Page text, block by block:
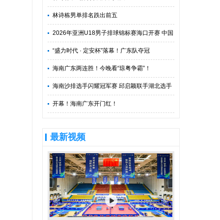
林诗栋男单排名跌出前五
2026年亚洲U18男子排球锦标赛海口开赛 中国
队冲击世锦赛门票
“盛力时代 · 定安杯”落幕！广东队夺冠
海南广东两连胜！今晚看“琼粤争霸”！
海南沙排选手闪耀冠军赛 邱启颖联手湖北选手
夺金
开幕！海南广东开门红！
最新视频